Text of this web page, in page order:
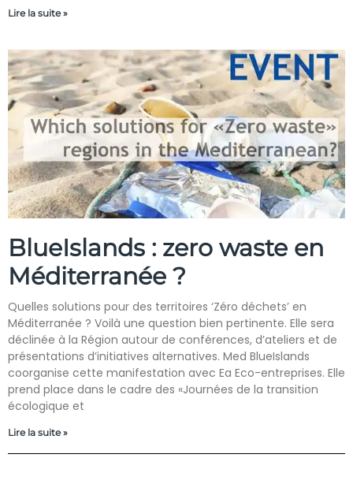
Lire la suite »
BlueIslands : zero waste en
Méditerranée ?
Quelles solutions pour des territoires ‘Zéro déchets’ en
Méditerranée ? Voilà une question bien pertinente. Elle sera
déclinée à la Région autour de conférences, d’ateliers et de
présentations d’initiatives alternatives. Med BlueIslands
coorganise cette manifestation avec Ea Eco-entreprises. Elle
prend place dans le cadre des «Journées de la transition
écologique et
Lire la suite »